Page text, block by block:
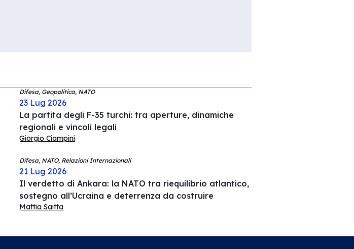
Difesa, Geopolitica, NATO
23 Lug 2026
La partita degli F-35 turchi: tra aperture, dinamiche
regionali e vincoli legali
Giorgio Ciampini
Difesa, NATO, Relazioni Internazionali
21 Lug 2026
Il verdetto di Ankara: la NATO tra riequilibrio atlantico,
sostegno all’Ucraina e deterrenza da costruire
Mattia Saitta